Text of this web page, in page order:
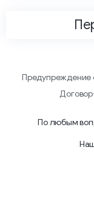
Предупреждение
По любым